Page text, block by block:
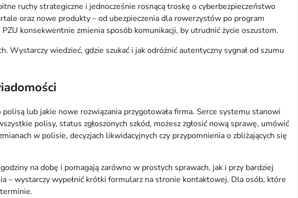
ruchy strategiczne i jednocześnie rosnącą troskę o cyberbezpieczeństwo
oraz nowe produkty – od ubezpieczenia dla rowerzystów po program
konsekwentnie zmienia sposób komunikacji, by utrudnić życie oszustom.
Wystarczy wiedzieć, gdzie szukać i jak odróżnić autentyczny sygnał od szumu
lub jakie nowe rozwiązania przygotowała firma. Serce systemu stanowi
polisy, status zgłoszonych szkód, możesz zgłosić nową sprawę, umówić
w polisie, decyzjach likwidacyjnych czy przypomnienia o zbliżających się
na dobę i pomagają zarówno w prostych sprawach, jak i przy bardziej
– wystarczy wypełnić krótki formularz na stronie kontaktowej. Dla osób, które